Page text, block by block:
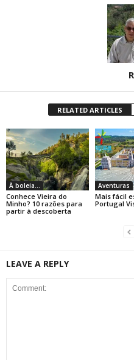
RELATED ARTICLES
À boleia...
Conhece Vieira do
Minho? 10 razões para
partir à descoberta
Aventuras
Mais fácil
Portugal
LEAVE A REPLY